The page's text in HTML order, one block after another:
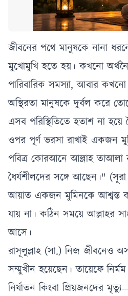
জীবনের পথে মানুষকে নানা
মুখোমুখি হতে হয়। কখনো
পারিবারিক সমস্যা, আবার
অস্থিরতা মানুষকে দুর্বল করে
এসব পরিস্থিতিতে হতাশ না হয়ে
ওপর পূর্ণ ভরসা রাখাই একজন
পবিত্র কোরআনে আল্লাহ তাআলা
ধৈর্যশীলদের সঙ্গে আছেন।"
আয়াত একজন মুমিনকে আশ্বস্ত
যায় না। কঠিন সময়ে আল্লাহর
আসে।
রাসূলুল্লাহ (সা.) নিজ জীবনেও
সম্মুখীন হয়েছেন। তায়েফে নির্মম
নির্যাতন কিংবা প্রিয়জনদের